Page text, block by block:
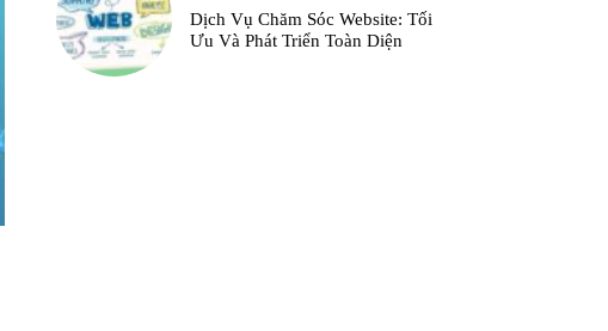
Dịch Vụ Chăm Sóc Website: Tối
Ưu Và Phát Triển Toàn Diện